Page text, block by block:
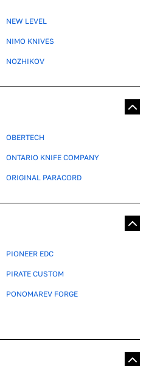
NEW LEVEL
NIMO KNIVES
NOZHIKOV
OBERTECH
ONTARIO KNIFE COMPANY
ORIGINAL PARACORD
PIONEER EDC
PIRATE CUSTOM
PONOMAREV FORGE